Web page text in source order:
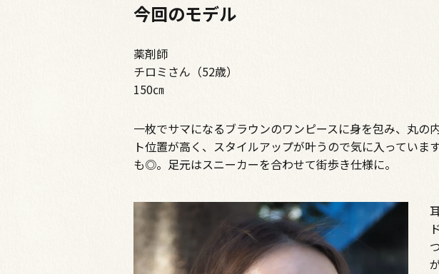
今回のモデル
薬剤師
チロミさん（52歳）
150㎝
一枚でサマになるブラウンのワンピースに身を包み、丸の
ト位置が高く、スタイルアップが叶うので気に入ってい
も◎。足元はスニーカーを合わせて街歩き仕様に。